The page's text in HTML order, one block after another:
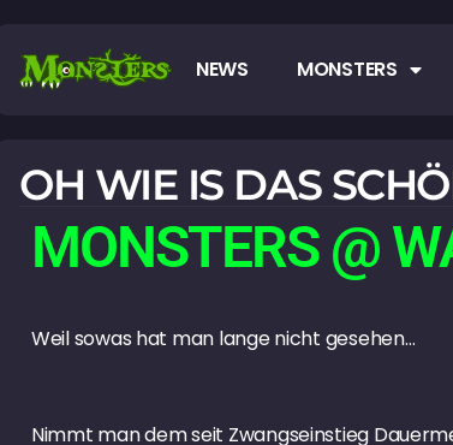
NEWS MONSTERS
OH WIE IS DAS
MONSTERS @
Weil sowas hat man lange nicht gesehen…
Nimmt man dem seit Zwangseinstieg